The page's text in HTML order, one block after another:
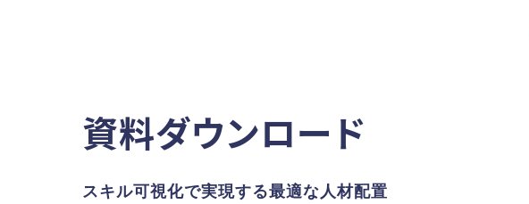
資料ダウンロード
スキル可視化で実現する最適な人材配置